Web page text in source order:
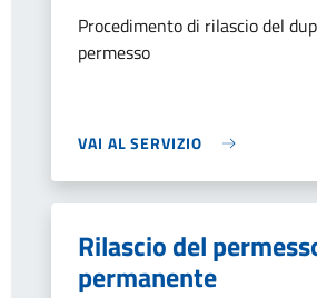
Procedimento di rilascio del
permesso
VAI AL SERVIZIO
Rilascio del
permanente